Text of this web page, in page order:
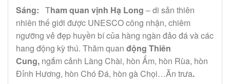
Sáng: Tham quan vịnh Hạ Long – di sản thiên
nhiên thế giới được UNESCO công nhận, chiêm
ngưỡng vẻ đẹp huyền bí của hàng ngàn đảo đá và các
hang động kỳ thú. Thăm quan động Thiên
Cung, ngắm cảnh Làng Chài, hòn Ấm, hòn Rùa, hòn
Đỉnh Hương, hòn Chó Đá, hòn gà Chọi…Ăn trưa.